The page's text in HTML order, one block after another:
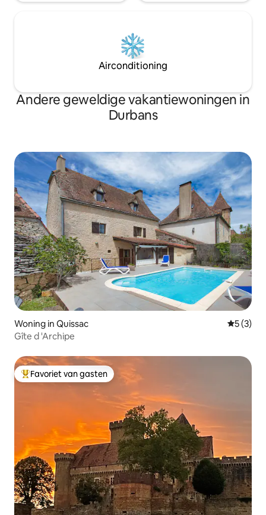
Airconditioning
Andere geweldige vakantiewoningen in
Durbans
Woning in Quissac
5 (3)
Gîte d 'Archipe
Topfavoriet van gasten
Favoriet van gasten